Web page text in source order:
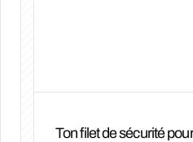
Ton filet de sécurité